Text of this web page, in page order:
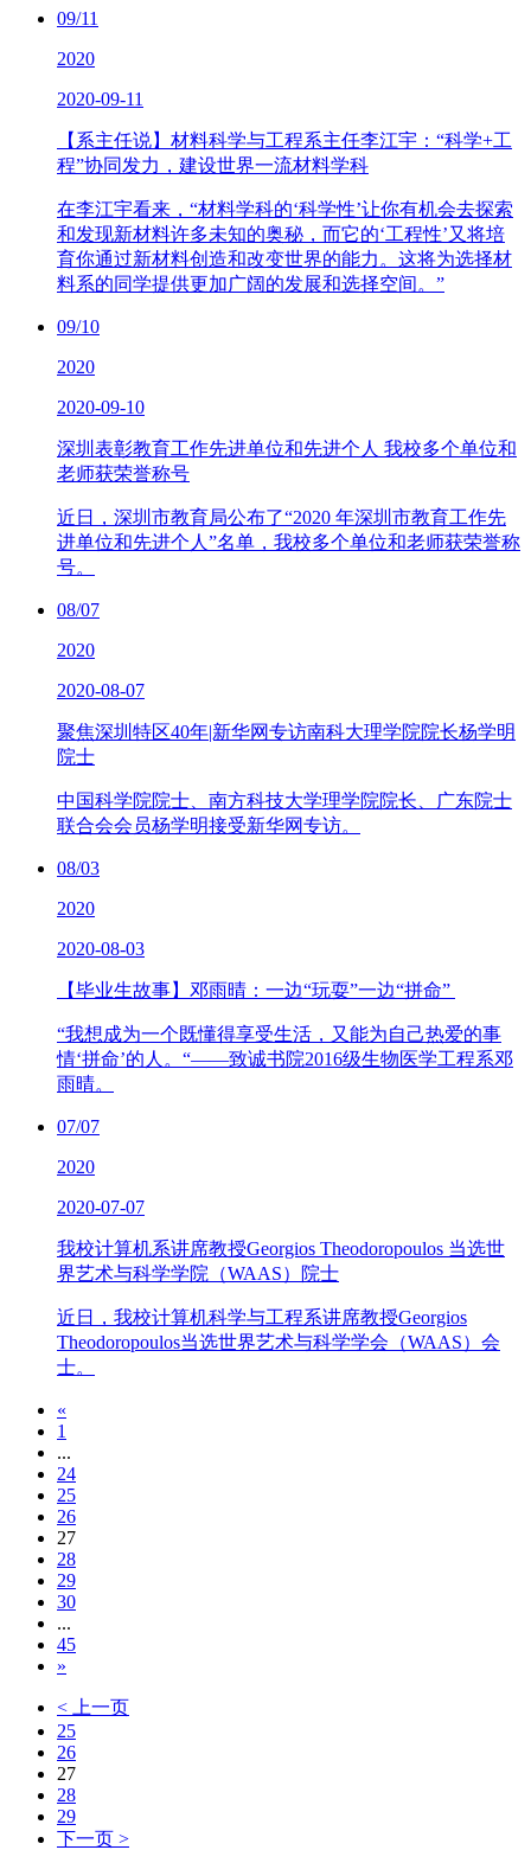
09/11
2020
2020-09-11
【系主任说】材料科学与工程系主任李江宇：“科学+工
程”协同发力，建设世界一流材料学科
在李江宇看来，“材料学科的‘科学性’让你有机会去探索
和发现新材料许多未知的奥秘，而它的‘工程性’又将培
育你通过新材料创造和改变世界的能力。这将为选择材
料系的同学提供更加广阔的发展和选择空间。”
09/10
2020
2020-09-10
深圳表彰教育工作先进单位和先进个人 我校多个单位和
老师获荣誉称号
近日，深圳市教育局公布了“2020 年深圳市教育工作先
进单位和先进个人”名单，我校多个单位和老师获荣誉称
号。
08/07
2020
2020-08-07
聚焦深圳特区40年|新华网专访南科大理学院院长杨学明
院士
中国科学院院士、南方科技大学理学院院长、广东院士
联合会会员杨学明接受新华网专访。
08/03
2020
2020-08-03
【毕业生故事】邓雨晴：一边“玩耍”一边“拼命”
“我想成为一个既懂得享受生活，又能为自己热爱的事
情‘拼命’的人。“——致诚书院2016级生物医学工程系邓
雨晴。
07/07
2020
2020-07-07
我校计算机系讲席教授Georgios Theodoropoulos 当选世
界艺术与科学学院（WAAS）院士
近日，我校计算机科学与工程系讲席教授Georgios
Theodoropoulos当选世界艺术与科学学会（WAAS）会
士。
«
1
...
24
25
26
27
28
29
30
...
45
»
< 上一页
25
26
27
28
29
下一页 >